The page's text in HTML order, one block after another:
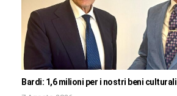
Bardi: 1,6 milioni per i nostri beni culturali